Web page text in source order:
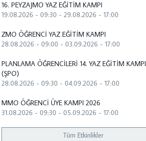
16. PEYZAJMO YAZ EĞİTİM KAMPI
19.08.2026 - 09:30 -29.08.2026 - 17:00
ZMO ÖĞRENCİ YAZ EĞİTİM KAMPI
28.08.2026 - 09:00 -03.09.2026 - 17:00
PLANLAMA ÖĞRENCİLERİ 14. YAZ EĞİTİM KAMPI
(ŞPO)
28.08.2026 - 09:30 -04.09.2026 - 17:00
MMO ÖĞRENCİ ÜYE KAMPI 2026
31.08.2026 - 09:30 -05.09.2026 - 17:00
Tüm Etkinlikler